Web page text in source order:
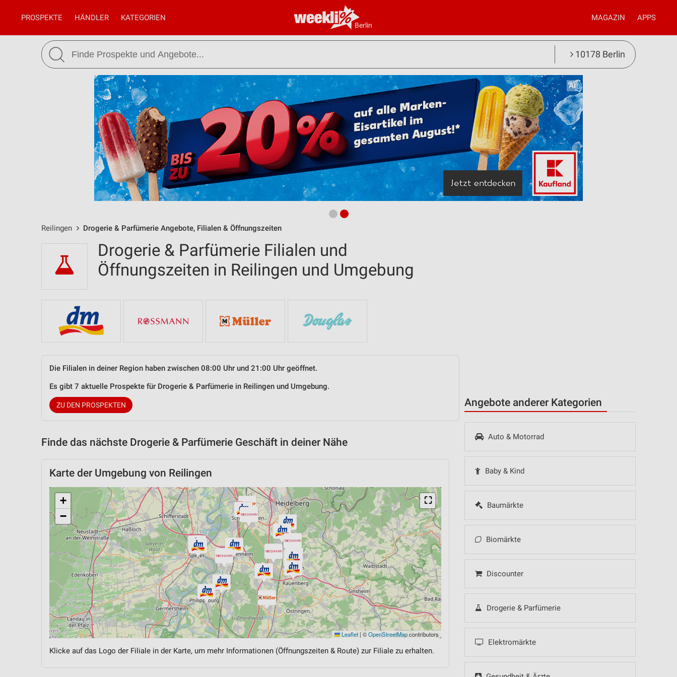
Berlin
PROSPEKTE HÄNDLER KATEGORIEN MAGAZIN APPS
10178 Berlin
Reilingen Drogerie & Parfümerie Angebote, Filialen & Öffnungszeiten
Angebote anderer Kategorien
Auto & Motorrad
Baby & Kind
Baumärkte
Biomärkte
Discounter
Drogerie & Parfümerie
Elektromärkte
Drogerie & Parfümerie Filialen und
Öffnungszeiten in Reilingen und Umgebung
Die Filialen in deiner Region haben zwischen 08:00 Uhr und 21:00 Uhr geöffnet.
Es gibt 7 aktuelle Prospekte für Drogerie & Parfümerie in Reilingen und Umgebung.
ZU DEN PROSPEKTEN
Finde das nächste Drogerie & Parfümerie Geschäft in deiner Nähe
Karte der Umgebung von Reilingen
⛶
+
−
Leaflet | ©OpenStreetMapcontributors
Klicke auf das Logo der Filiale in der Karte, um mehr Informationen (Öffnungszeiten & Route) zur Filiale zu erhalten.